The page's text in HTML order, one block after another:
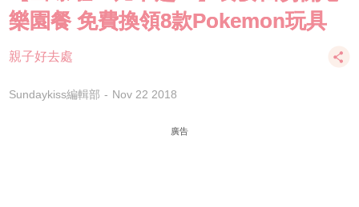
樂園餐 免費換領8款Pokemon玩具
親子好去處
Sundaykiss編輯部 Nov 22 2018
廣告